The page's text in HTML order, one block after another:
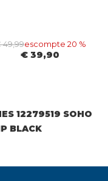
49,99escompte 20 %
€ 39,90
12279519 SOHO
BLACK